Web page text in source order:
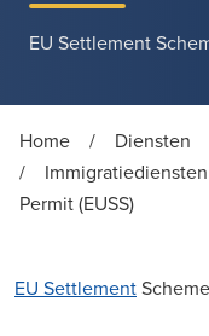
EU Settlement
Home / Diensten
/
Immigratiediensten
Permit (EUSS)
EU Settlement